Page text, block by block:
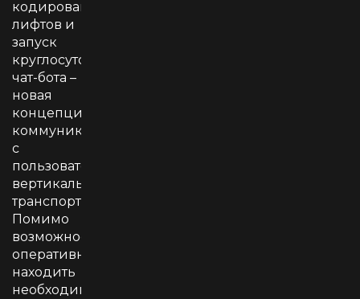
кодирования
лифтов и
запуск
круглосуточного
чат-бота –
новая
концепция
коммуникации
с
пользователями
вертикального
транспорта.
Помимо
возможности
оперативно
находить
необходимую